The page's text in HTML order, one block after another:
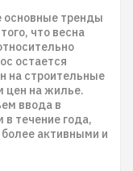
основные тренды
что весна
остается
на строительные
цен на жилье.
ввода в
течение года,
активными и